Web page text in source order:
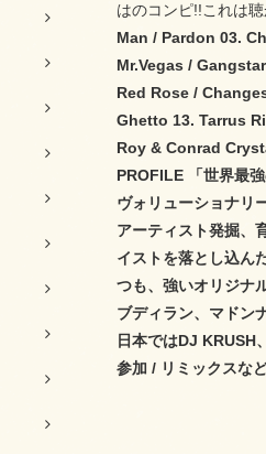
はのコンピ!!これは
Man / Pardon 03.
Mr.Vegas /
Red Rose /
Ghetto 13. Tarrus
Roy & Conrad
PROFILE 「世界最
ヴォリューショナリ
アーティスト発掘、
イストを落とし込ん
つも、強いオリジナ
ブディラン、マドン
日本ではDJ KRUSH
参加 / リミックスな